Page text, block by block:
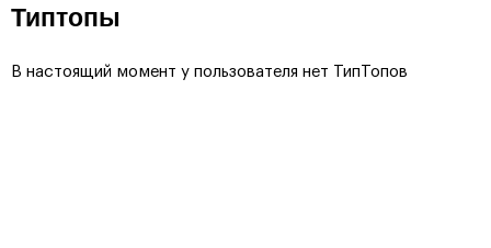
Типтопы
В настоящий момент у пользователя нет ТипТопов